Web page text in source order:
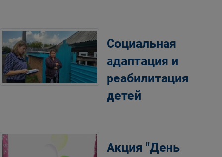
Социальная
адаптация и
реабилитация
детей
Акция "День